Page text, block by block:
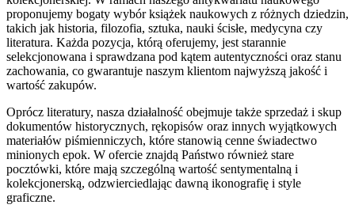
proponujemy bogaty wybór książek naukowych z różnych dziedzin,
takich jak historia, filozofia, sztuka, nauki ścisłe, medycyna czy
literatura. Każda pozycja, którą oferujemy, jest starannie
selekcjonowana i sprawdzana pod kątem autentyczności oraz stanu
zachowania, co gwarantuje naszym klientom najwyższą jakość i
wartość zakupów.
Oprócz literatury, nasza działalność obejmuje także sprzedaż i skup
dokumentów historycznych, rękopisów oraz innych wyjątkowych
materiałów piśmienniczych, które stanowią cenne świadectwo
minionych epok. W ofercie znajdą Państwo również stare
pocztówki, które mają szczególną wartość sentymentalną i
kolekcjonerską, odzwierciedlając dawną ikonografię i style
graficzne.